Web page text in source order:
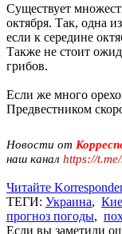
Существует
октября. Так, одна
если к середине
Также не стоит
грибов.
Если же много
Предвестником
Новости от
наш канал https://
Читайте
ТЕГИ: Украина,
прогноз погоды,
Если вы заметили